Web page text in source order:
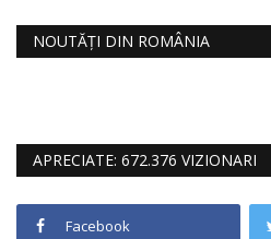
NOUTĂȚI DIN ROMÂNIA
APRECIATE: 672.376 VIZIONARI
Facebook